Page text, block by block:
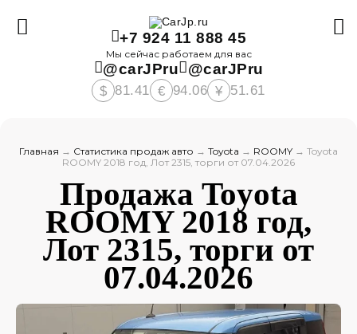
+7 924 11 888 45
Мы сейчас работаем для вас
@carJPru @carJPru
$ 81.41 € 94.06 ¥ 51.61
Главная → Статистика продаж авто → Toyota → ROOMY → Toyota
ROOMY 2018 год, Лот 2315, торги от 07.04.2026
Продажа Toyota
ROOMY 2018 год,
Лот 2315, торги от
07.04.2026